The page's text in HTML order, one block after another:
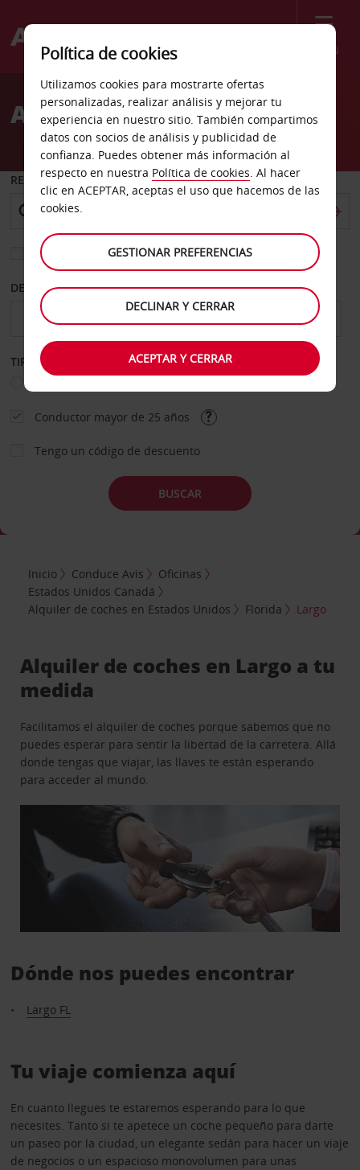
Menú
Welcome
AvisAlquiler de coches Largo
RECOGER EN
Elegir otra oficina de devolución
DESDE HASTA
TIPO DE ALQUILER
Conductor mayor de 25 años
Tengo un código de descuento
BUSCAR
Inicio Conduce Avis
Oficinas
Estados Unidos Canadá
Alquiler de coches en Estados Unidos
Florida Largo
Alquiler de coches en Largo a tu
medida
Facilitamos el alquiler de coches porque sabemos que no
puedes esperar para sentir la libertad de la carretera. Allá
donde tengas que viajar, las llaves te están esperando
para acceder al mundo.
Dónde nos puedes encontrar
Largo FL
Tu viaje comienza aquí
En cuanto llegues te estaremos esperando para lo que
necesites. Tanto si te apetece un coche pequeño para darte
un paseo por la ciudad, un elegante sedán para hacer un viaje
de negocios o un espacioso monovolumen para unas
Política de cookies
Utilizamos cookies para mostrarte ofertas
personalizadas, realizar análisis y mejorar tu
experiencia en nuestro sitio. También compartimos
datos con socios de análisis y publicidad de
confianza. Puedes obtener más información al
respecto en nuestra Política de cookies. Al hacer
clic en ACEPTAR, aceptas el uso que hacemos de las
cookies.
GESTIONAR PREFERENCIAS
DECLINAR Y CERRAR
ACEPTAR Y CERRAR